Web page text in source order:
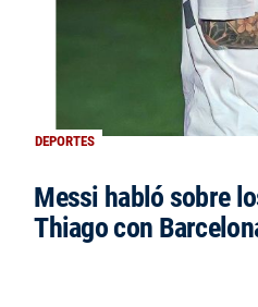
DEPORTES
Messi habló sobre
Thiago con